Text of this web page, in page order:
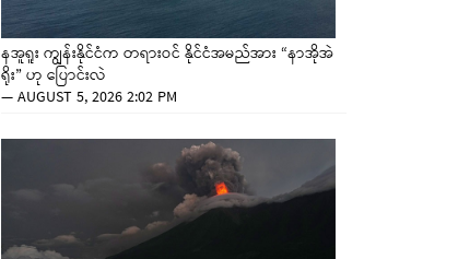
နအူရူး ကျွန်းနိုင်ငံက တရားဝင် နိုင်ငံအမည်အား “နာအိုအဲ
ရိုး” ဟု ပြောင်းလဲ
—AUGUST 5, 2026 2:02 PM